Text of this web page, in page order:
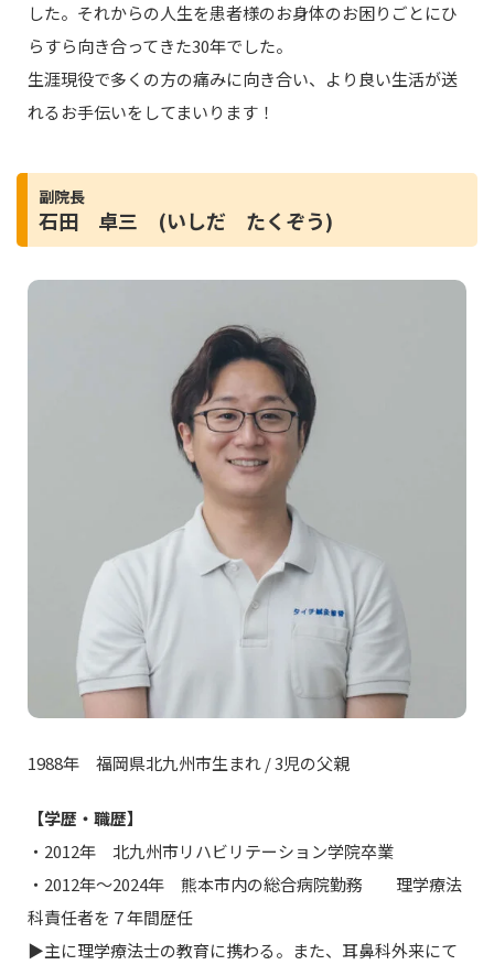
した。それからの人生を患者様のお身体のお困りごとにひ
らすら向き合ってきた30年でした。
生涯現役で多くの方の痛みに向き合い、より良い生活が送
れるお手伝いをしてまいります！
副院長
石田 卓三 (いしだ たくぞう)
1988年 福岡県北九州市生まれ / 3児の父親
【学歴・職歴】
・2012年 北九州市リハビリテーション学院卒業
・2012年〜2024年 熊本市内の総合病院勤務 理学療法
科責任者を７年間歴任
▶︎主に理学療法士の教育に携わる。また、耳鼻科外来にて